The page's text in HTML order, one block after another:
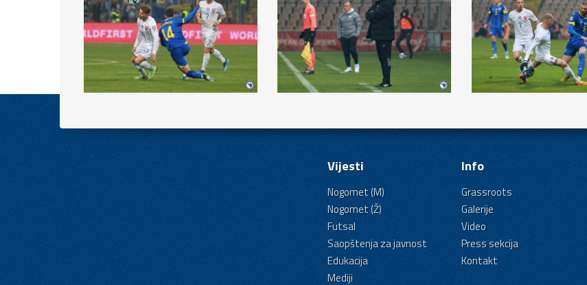
Vijesti
Nogomet (M)
Nogomet (Ž)
Futsal
Saopštenja za javnost
Edukacija
Mediji
Info
Grassroots
Galerije
Video
Press sekcija
Kontakt